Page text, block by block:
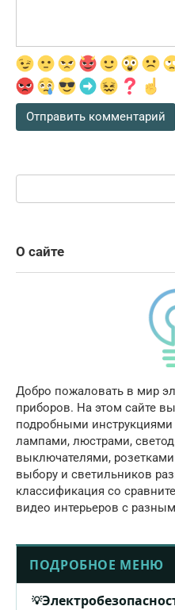
Поиск:
О сайте
Добро пожаловать в мир
приборов. На этом сайте
подробными инструкциями
лампами, люстрами,
выключателями,
выбору и светильников
классификация со
видео интерьеров с
ПОДРОБНОЕ МЕНЮ